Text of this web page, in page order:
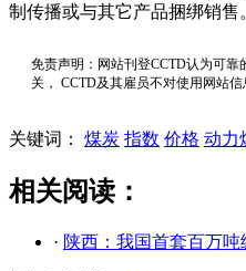
制传播或与其它产品捆绑销售
免责声明：网站刊登CCTD认为可
关， CCTD及其雇员不对使用网站
关键词： 煤炭 指数 价格 动力
相关阅读：
· 陕西：我国首套百万